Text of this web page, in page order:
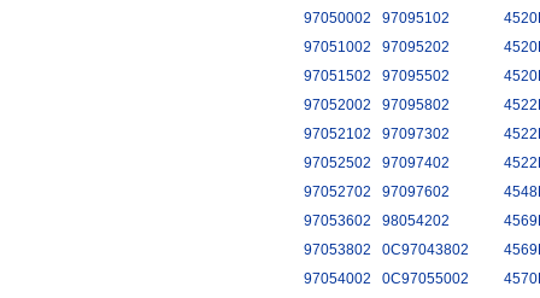
97050002
97095102
97051002
97095202
97051502
97095502
97052002
97095802
97052102
97097302
97052502
97097402
97052702
97097602
97053602
98054202
97053802
0C97043802
97054002
0C97055002